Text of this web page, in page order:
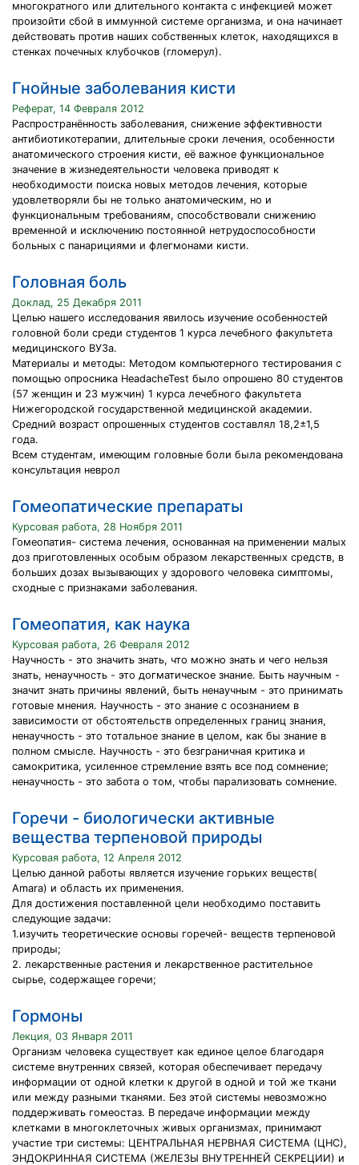
многократного или длительного контакта с инфекцией может
произойти сбой в иммунной системе организма, и она начинает
действовать против наших собственных клеток, находящихся в
стенках почечных клубочков (гломерул).
Гнойные заболевания кисти
Реферат, 14 Февраля 2012
Распространённость заболевания, снижение эффективности
антибиотикотерапии, длительные сроки лечения, особенности
анатомического строения кисти, её важное функциональное
значение в жизнедеятельности человека приводят к
необходимости поиска новых методов лечения, которые
удовлетворяли бы не только анатомическим, но и
функциональным требованиям, способствовали снижению
временной и исключению постоянной нетрудоспособности
больных с панарициями и флегмонами кисти.
Головная боль
Доклад, 25 Декабря 2011
Целью нашего исследования явилось изучение особенностей
головной боли среди студентов 1 курса лечебного факультета
медицинского ВУЗа.
Материалы и методы: Методом компьютерного тестирования с
помощью опросника HeadacheTest было опрошено 80 студентов
(57 женщин и 23 мужчин) 1 курса лечебного факультета
Нижегородской государственной медицинской академии.
Средний возраст опрошенных студентов составлял 18,2±1,5
года.
Всем студентам, имеющим головные боли была рекомендована
консультация неврол
Гомеопатические препараты
Курсовая работа, 28 Ноября 2011
Гомеопатия- система лечения, основанная на применении малых
доз приготовленных особым образом лекарственных средств, в
больших дозах вызывающих у здорового человека симптомы,
сходные с признаками заболевания.
Гомеопатия, как наука
Курсовая работа, 26 Февраля 2012
Научность - это значить знать, что можно знать и чего нельзя
знать, ненаучность - это догматическое знание. Быть научным -
значит знать причины явлений, быть ненаучным - это принимать
готовые мнения. Научность - это знание с осознанием в
зависимости от обстоятельств определенных границ знания,
ненаучность - это тотальное знание в целом, как бы знание в
полном смысле. Научность - это безграничная критика и
самокритика, усиленное стремление взять все под сомнение;
ненаучность - это забота о том, чтобы парализовать сомнение.
Горечи - биологически активные
вещества терпеновой природы
Курсовая работа, 12 Апреля 2012
Целью данной работы является изучение горьких веществ(
Amara) и область их применения.
Для достижения поставленной цели необходимо поставить
следующие задачи:
1.изучить теоретические основы горечей- веществ терпеновой
природы;
2. лекарственные растения и лекарственное растительное
сырье, содержащее горечи;
Гормоны
Лекция, 03 Января 2011
Организм человека существует как единое целое благодаря
системе внутренних связей, которая обеспечивает передачу
информации от одной клетки к другой в одной и той же ткани
или между разными тканями. Без этой системы невозможно
поддерживать гомеостаз. В передаче информации между
клетками в многоклеточных живых организмах, принимают
участие три системы: ЦЕНТРАЛЬНАЯ НЕРВНАЯ СИСТЕМА (ЦНС),
ЭНДОКРИННАЯ СИСТЕМА (ЖЕЛЕЗЫ ВНУТРЕННЕЙ СЕКРЕЦИИ) и